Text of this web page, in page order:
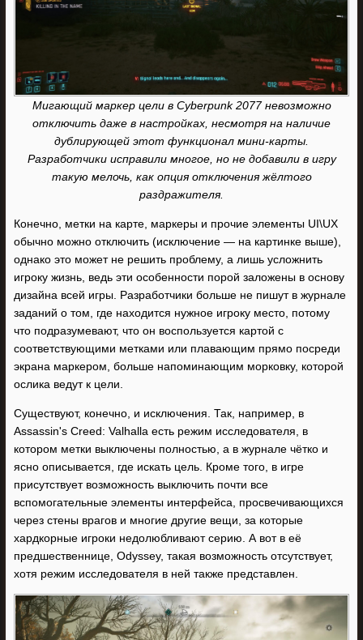
Мигающий маркер цели в Cyberpunk 2077 невозможно
отключить даже в настройках, несмотря на наличие
дублирующей этот функционал мини-карты.
Разработчики исправили многое, но не добавили в игру
такую мелочь, как опция отключения жёлтого
раздражителя.
Конечно, метки на карте, маркеры и прочие элементы UI\UX
обычно можно отключить (исключение — на картинке выше),
однако это может не решить проблему, а лишь усложнить
игроку жизнь, ведь эти особенности порой заложены в основу
дизайна всей игры. Разработчики больше не пишут в журнале
заданий о том, где находится нужное игроку место, потому
что подразумевают, что он воспользуется картой с
соответствующими метками или плавающим прямо посреди
экрана маркером, больше напоминающим морковку, которой
ослика ведут к цели.
Существуют, конечно, и исключения. Так, например, в
Assassin's Creed: Valhalla есть режим исследователя, в
котором метки выключены полностью, а в журнале чётко и
ясно описывается, где искать цель. Кроме того, в игре
присутствует возможность выключить почти все
вспомогательные элементы интерфейса, просвечивающихся
через стены врагов и многие другие вещи, за которые
хардкорные игроки недолюбливают серию. А вот в её
предшественнице, Odyssey, такая возможность отсутствует,
хотя режим исследователя в ней также представлен.